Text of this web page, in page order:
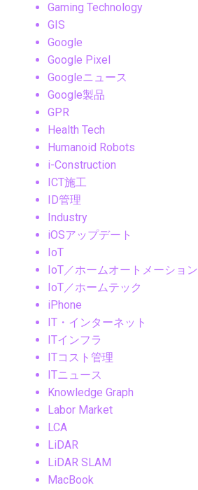
Gaming Technology
GIS
Google
Google Pixel
Googleニュース
Google製品
GPR
Health Tech
Humanoid Robots
i-Construction
ICT施工
ID管理
Industry
iOSアップデート
IoT
IoT／ホームオートメーション
IoT／ホームテック
iPhone
IT・インターネット
ITインフラ
ITコスト管理
ITニュース
Knowledge Graph
Labor Market
LCA
LiDAR
LiDAR SLAM
MacBook